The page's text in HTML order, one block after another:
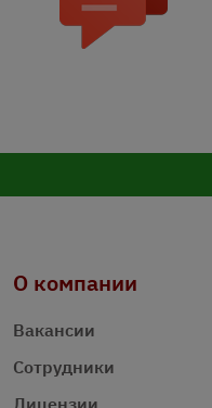
О компании
Вакансии
Сотрудники
Лицензии